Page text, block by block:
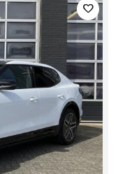
favorite